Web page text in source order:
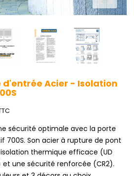
d'entrée Acier - Isolation
sécurité optimale avec la porte
700S. Son acier à rupture de pont
thermique efficace (UD
et une sécurité renforcée (CR2).